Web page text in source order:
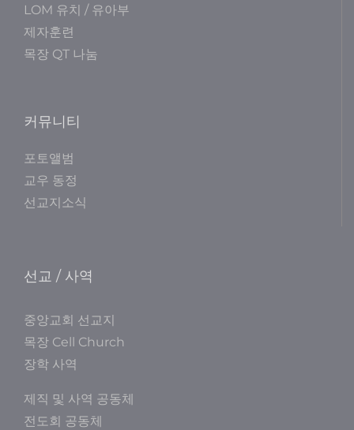
LOM 유치 / 유아부
제자훈련
목장 QT 나눔
커뮤니티
포토앨범
교우 동정
선교지소식
선교 / 사역
중앙교회 선교지
목장 Cell Church
장학 사역
제직 및 사역 공동체
전도회 공동체